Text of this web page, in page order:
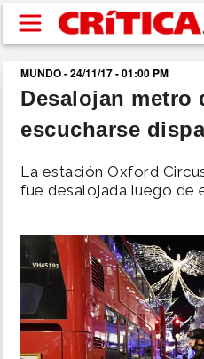
Pasar al contenido principal
buscar
SUCESOS
NACIONAL
DEPORTES
MUNDO - 24/11/17 - 01:00 PM
Desalojan metro
escucharse
La estación Oxford
fue desalojada luego de